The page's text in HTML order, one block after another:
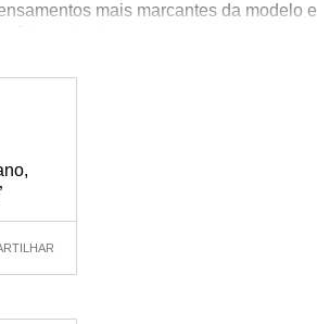
mais marcantes da modelo e
la melhor!